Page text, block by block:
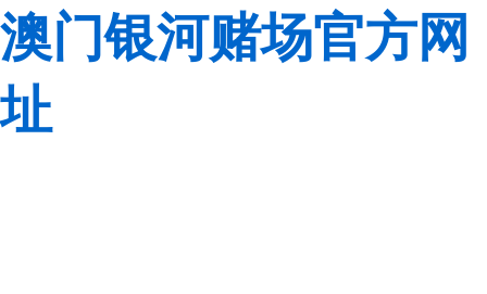
澳门银河赌场官方网
址